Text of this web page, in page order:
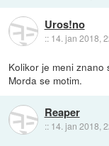
Uros!no
:: 14. jan 2018,
Kolikor je meni
Morda se motim.
Reaper
:: 14. jan 2018,